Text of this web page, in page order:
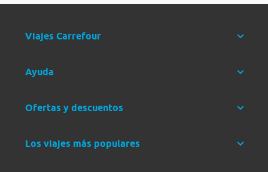
Viajes Carrefour
Ayuda
Ofertas y descuentos
Los viajes más populares